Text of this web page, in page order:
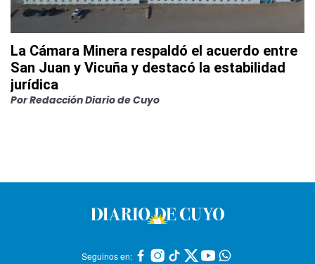
La Cámara Minera respaldó el acuerdo entre
San Juan y Vicuña y destacó la estabilidad
jurídica
PorRedacción Diario de Cuyo
Seguinos en: